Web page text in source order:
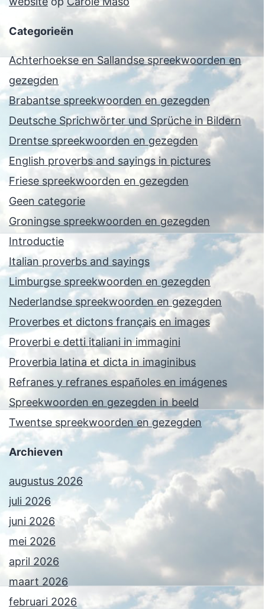
Categorieën
Achterhoekse en Sallandse spreekwoorden en
gezegden
Brabantse spreekwoorden en gezegden
Deutsche Sprichwörter und Sprüche in Bildern
Drentse spreekwoorden en gezegden
English proverbs and sayings in pictures
Friese spreekwoorden en gezegden
Geen categorie
Groningse spreekwoorden en gezegden
Introductie
Italian proverbs and sayings
Limburgse spreekwoorden en gezegden
Nederlandse spreekwoorden en gezegden
Proverbes et dictons français en images
Proverbi e detti italiani in immagini
Proverbia latina et dicta in imaginibus
Refranes y refranes españoles en imágenes
Spreekwoorden en gezegden in beeld
Twentse spreekwoorden en gezegden
Archieven
augustus 2026
juli 2026
juni 2026
mei 2026
april 2026
maart 2026
februari 2026